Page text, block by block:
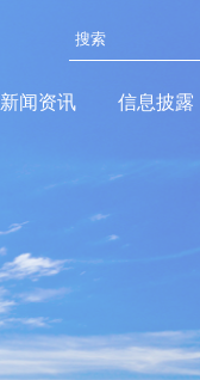
新闻资讯 信息披露